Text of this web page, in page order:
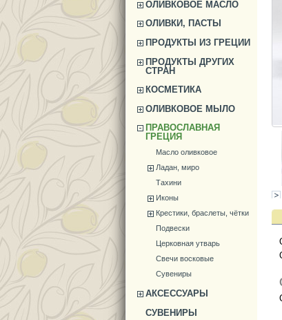
ОЛИВКОВОЕ МАСЛО
ОЛИВКИ, ПАСТЫ
ПРОДУКТЫ ИЗ ГРЕЦИИ
ПРОДУКТЫ ДРУГИХ
СТРАН
КОСМЕТИКА
ОЛИВКОВОЕ МЫЛО
ПРАВОСЛАВНАЯ
ГРЕЦИЯ
Масло оливковое
Ладан, миро
Тахини
Иконы
Крестики, браслеты, чётки
Подвески
Церковная утварь
Свечи восковые
Сувениры
АКСЕССУАРЫ
СУВЕНИРЫ